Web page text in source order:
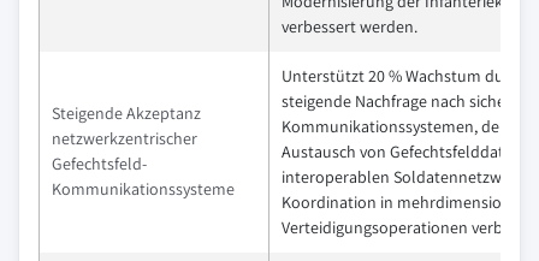
verbessert werden.
Steigende Akzeptanz
netzwerkzentrischer
Gefechtsfeld-
Kommunikationssysteme
Unterstützt 20 % Wachstum durch
steigende Nachfrage nach sicheren
Kommunikationssystemen, dem
Austausch von Gefechtsfelddaten
interoperablen
Koordination in
Verteidigungsoperationen